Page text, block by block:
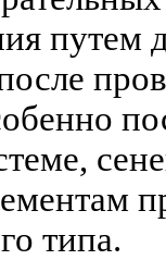
путем
типа.